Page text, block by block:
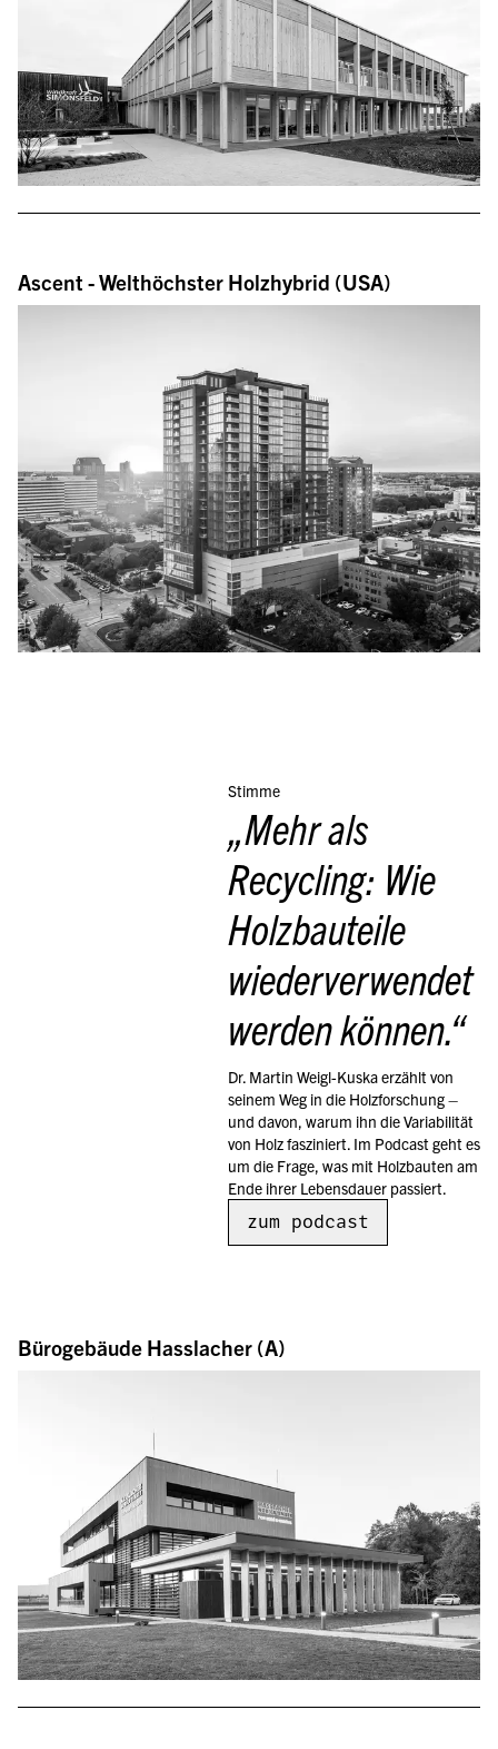
Ascent - Welthöchster Holzhybrid (USA)
Stimme
„Mehr als
Recycling: Wie
Holzbauteile
wiederverwendet
werden können.“
Dr. Martin Weigl-Kuska erzählt von
seinem Weg in die Holzforschung –
und davon, warum ihn die Variabilität
von Holz fasziniert. Im Podcast geht es
um die Frage, was mit Holzbauten am
Ende ihrer Lebensdauer passiert.
zum podcast
Bürogebäude Hasslacher (A)